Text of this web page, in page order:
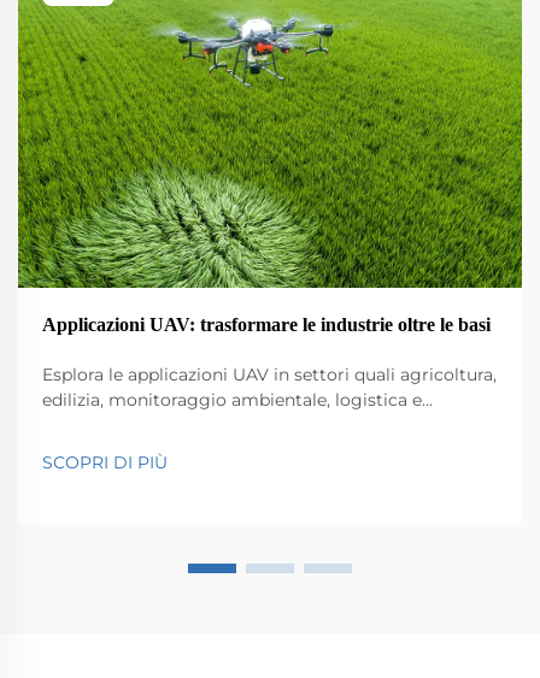
Applicazioni UAV: trasformare le industrie oltre le basi
Esplora le applicazioni UAV in settori quali agricoltura,
edilizia, monitoraggio ambientale, logistica e
e innovazione.
SCOPRI DI PIÙ